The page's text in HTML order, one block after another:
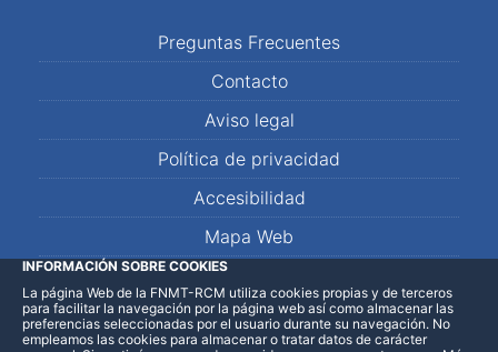
Preguntas Frecuentes
Contacto
Aviso legal
Política de privacidad
Accesibilidad
Mapa Web
LinkedInFacebookWhatsApp
INFORMACIÓN SOBRE COOKIES
La página Web de la FNMT-RCM utiliza cookies propias y de terceros
para facilitar la navegación por la página web así como almacenar las
preferencias seleccionadas por el usuario durante su navegación. No
empleamos las cookies para almacenar o tratar datos de carácter